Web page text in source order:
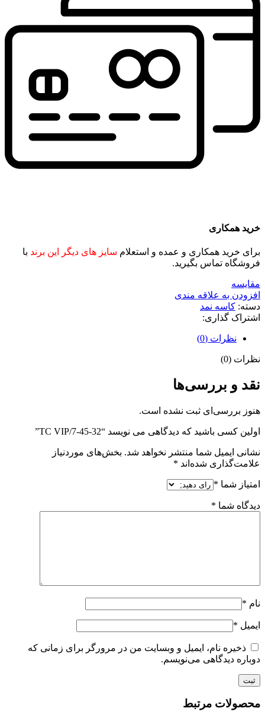
خرید همکاری
برای خرید همکاری و عمده و استعلام سایز های دیگر این برند با
فروشگاه تماس بگیرید.
مقايسه
افزودن به علاقه مندی
دسته: کاسه نمد
اشتراک گذاری:
نظرات (0)
نظرات (0)
نقد و بررسی‌ها
هنوز بررسی‌ای ثبت نشده است.
اولین کسی باشید که دیدگاهی می نویسد “32-45-7/TC VIP”
نشانی ایمیل شما منتشر نخواهد شد. بخش‌های موردنیاز
علامت‌گذاری شده‌اند *
امتیاز شما *
دیدگاه شما *
نام *
ایمیل *
ذخیره نام، ایمیل و وبسایت من در مرورگر برای زمانی که
دوباره دیدگاهی می‌نویسم.
محصولات مرتبط